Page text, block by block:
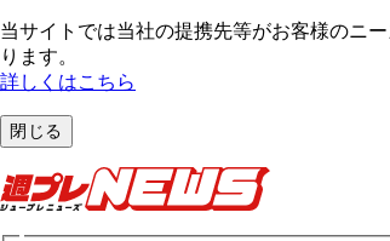
当サイトでは当社の提携先等がお客様のニ
ります。
詳しくはこちら
閉じる